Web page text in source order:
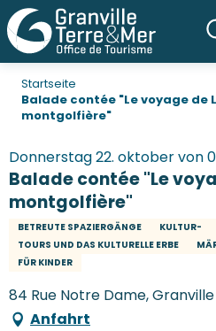
Startseite
Balade contée "Le voyage de
montgolfière"
Donnerstag 22. oktober von
Balade contée "Le
montgolfière"
BETREUTE SPAZIERGÄNGE KULTUR-
TOURS UND DAS KULTURELLE ERBE
FÜR KINDER
84 Rue Notre Dame, Granville
Anfahrt